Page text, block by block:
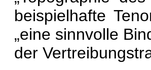
beispielhafte
„eine sinnvolle
der